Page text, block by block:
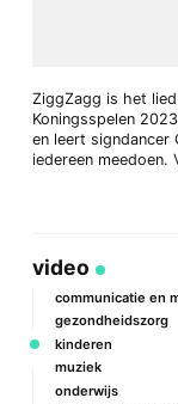
ZiggZagg is het
Koningsspelen
en leert signdancer
iedereen meedoen.
video
communicatie en
gezondheidszorg
kinderen
muziek
onderwijs